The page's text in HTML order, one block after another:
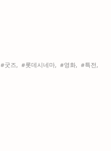
#굿즈, #롯데시네마, #영화, #특전,